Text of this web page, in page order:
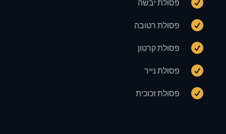
פסולת יבשה
 פסולת רטובה
 פסולת קרטון
 פסולת נייר
 פסולת זכוכית